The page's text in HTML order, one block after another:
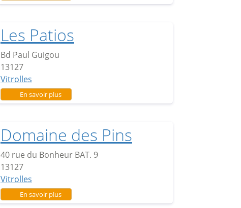
Les Patios
Bd Paul Guigou
13127
Vitrolles
En savoir plussur Les Patios
Domaine des Pins
40 rue du Bonheur BAT. 9
13127
Vitrolles
En savoir plussur Domaine des Pins